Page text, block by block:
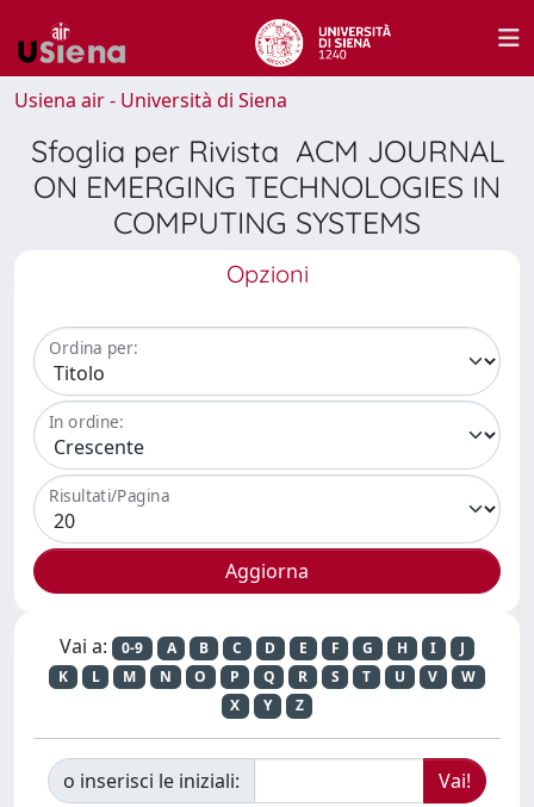
Usiena air - Università di Siena
Sfoglia per Rivista ACM JOURNAL
ON EMERGING TECHNOLOGIES IN
COMPUTING SYSTEMS
Opzioni
Ordina per:
In ordine:
Risultati/Pagina
Vai a: 0-9 A B C D E F G H I
J
K
L M N O P Q R S T U V
W
X
Y Z
o inserisci le iniziali: